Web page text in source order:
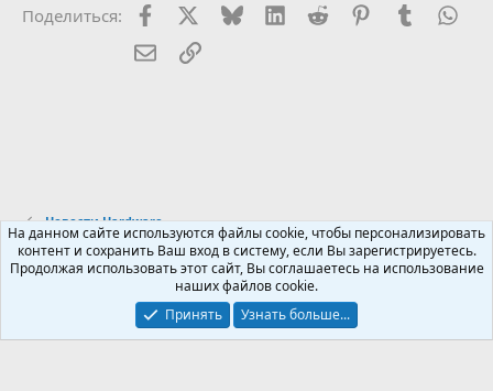
Поделиться: FacebookX (Twitter)
BlueskyLinkedInReddit PinterestTumblr
Электронная почта
Ссылка
Новости Hardware
Russian (RU)
Условия и правила
Политика конфиденциальности
Помощь
На данном сайте используются файлы cookie, чтобы персонализировать
контент и сохранить Ваш вход в систему, если Вы зарегистрируетесь.
Продолжая использовать этот сайт, Вы соглашаетесь на использование
наших файлов cookie.
Принять
Узнать больше...